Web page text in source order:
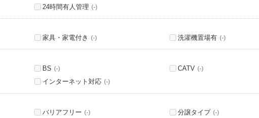
24時間有人管理 (-)
家具・家電付き (-) 洗濯機置場有 (-)
BS (-) CATV (-)
インターネット対応 (-)
バリアフリー (-) 分譲タイプ (-)